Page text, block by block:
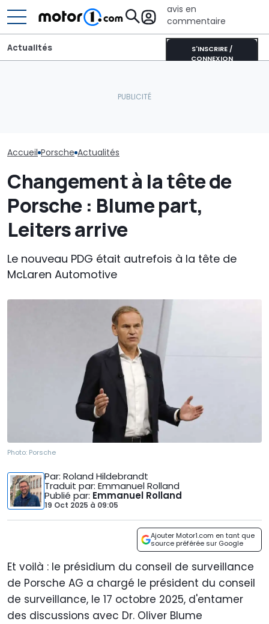
avis en
commentaire
S'INSCRIRE /
CONNEXION
Actualités
Accueil Porsche Actualités
Changement à la tête de
Porsche : Blume part,
Leiters arrive
Le nouveau PDG était autrefois à la tête de
McLaren Automotive
Photo: Porsche
Par: Roland Hildebrandt
Traduit par: Emmanuel Rolland
Publié par: Emmanuel Rolland
19 Oct 2025 à 09:05
Ajouter Motor1.com en tant que
source préférée sur Google
Et voilà : le présidium du conseil de surveillance
de Porsche AG a chargé le président du conseil
de surveillance, le 17 octobre 2025, d'entamer
des discussions avec Dr. Oliver Blume